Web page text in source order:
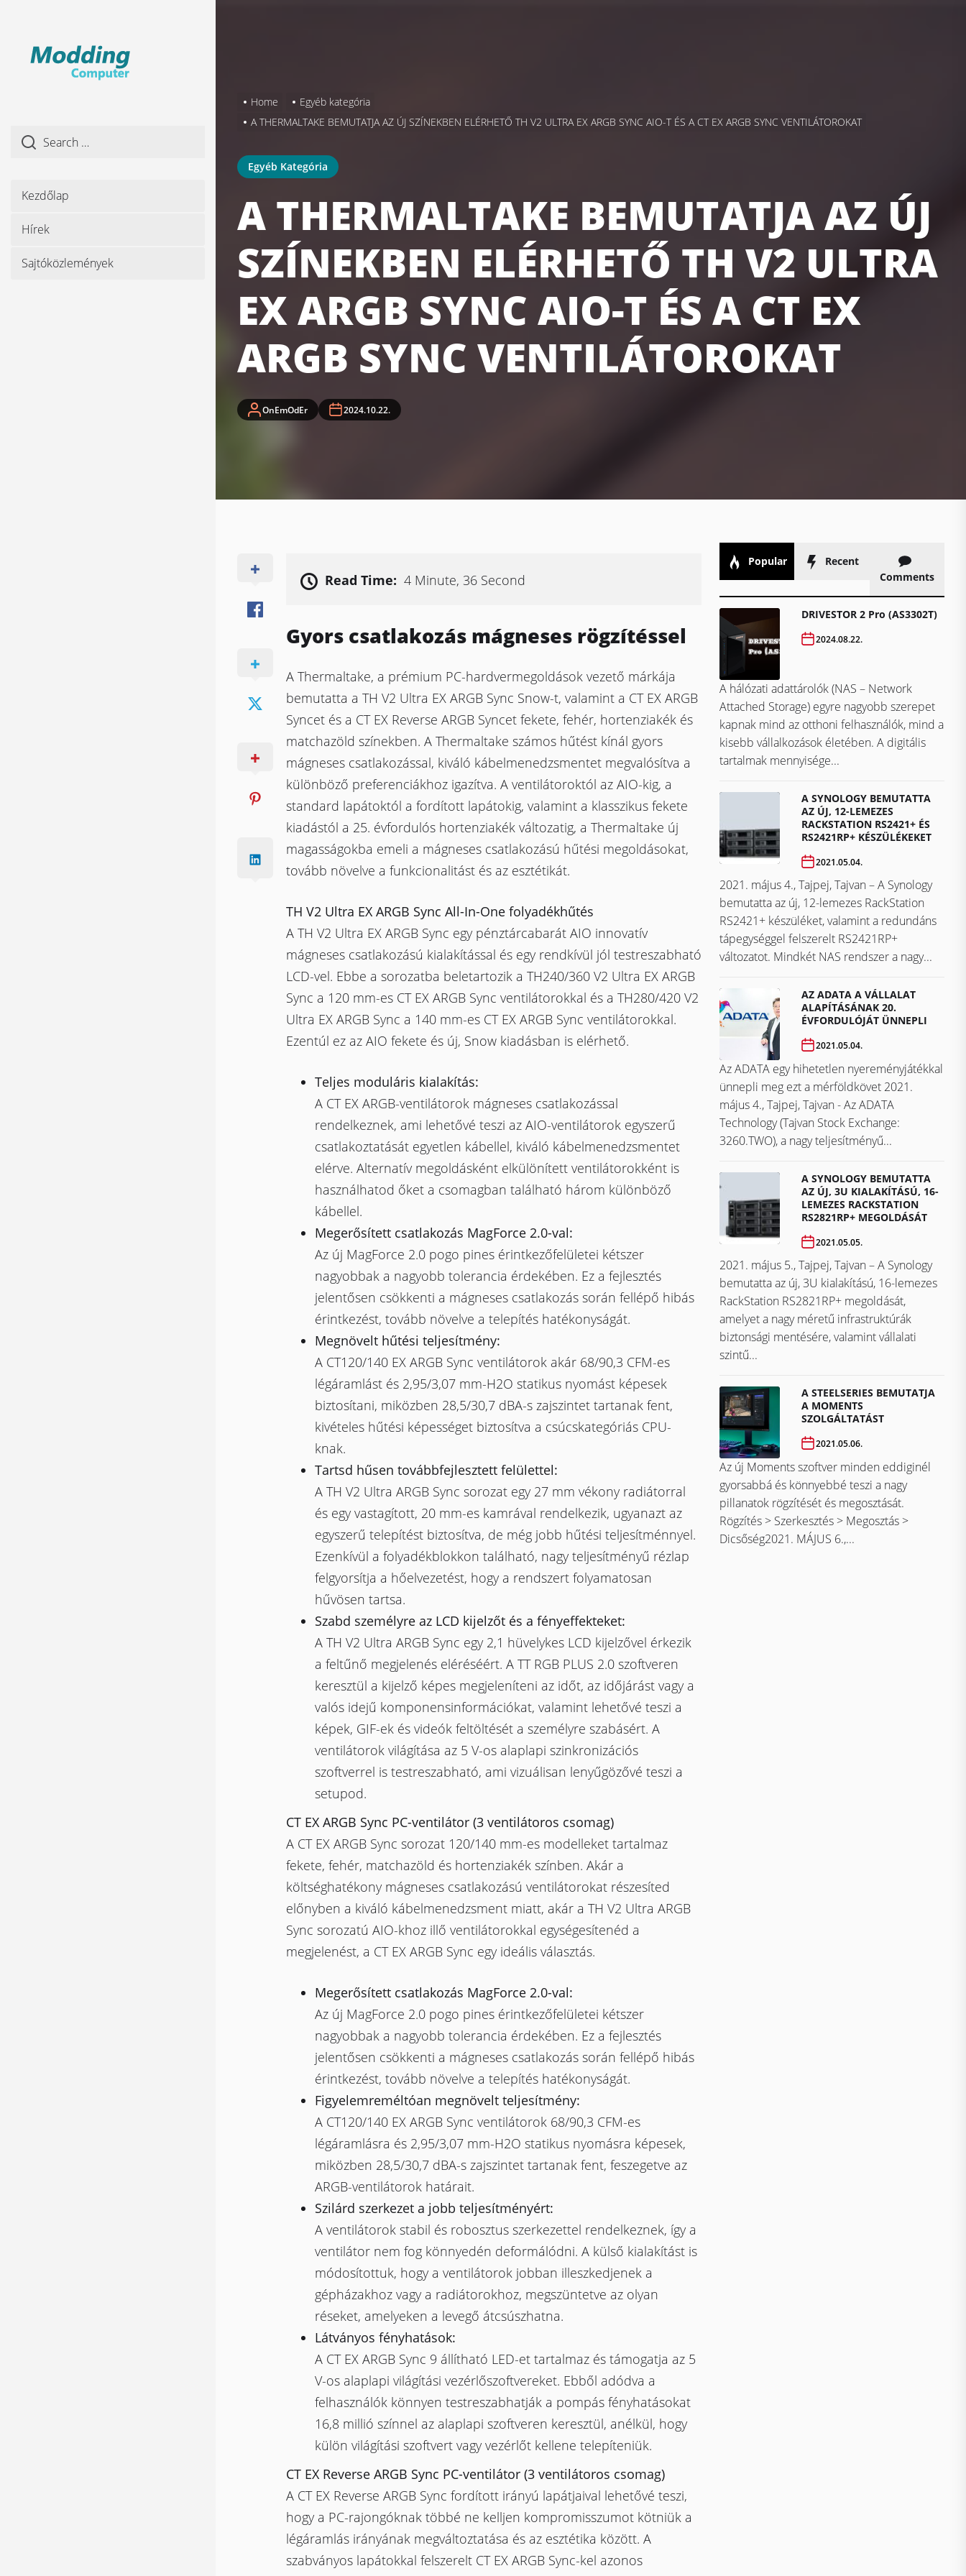
Kezdőlap
Hírek
Sajtóközlemények
Home
Egyéb kategória
A THERMALTAKE BEMUTATJA AZ ÚJ SZÍNEKBEN ELÉRHETŐ TH V2 ULTRA EX ARGB SYNC AIO-T ÉS A CT EX ARGB SYNC VENTILÁTOROKAT
Egyéb Kategória
A THERMALTAKE BEMUTATJA AZ ÚJ
SZÍNEKBEN ELÉRHETŐ TH V2 ULTRA
EX ARGB SYNC AIO-T ÉS A CT EX
ARGB SYNC VENTILÁTOROKAT
OnEmOdEr 2024.10.22.
Read Time: 4 Minute, 36 Second
Gyors csatlakozás mágneses rögzítéssel
A Thermaltake, a prémium PC-hardvermegoldások vezető márkája
bemutatta a TH V2 Ultra EX ARGB Sync Snow-t, valamint a CT EX ARGB
Syncet és a CT EX Reverse ARGB Syncet fekete, fehér, hortenziakék és
matchazöld színekben. A Thermaltake számos hűtést kínál gyors
mágneses csatlakozással, kiváló kábelmenedzsmentet megvalósítva a
különböző preferenciákhoz igazítva. A ventilátoroktól az AIO-kig, a
standard lapátoktól a fordított lapátokig, valamint a klasszikus fekete
kiadástól a 25. évfordulós hortenziakék változatig, a Thermaltake új
magasságokba emeli a mágneses csatlakozású hűtési megoldásokat,
tovább növelve a funkcionalitást és az esztétikát.
TH V2 Ultra EX ARGB Sync All-In-One folyadékhűtés
A TH V2 Ultra EX ARGB Sync egy pénztárcabarát AIO innovatív
mágneses csatlakozású kialakítással és egy rendkívül jól testreszabható
LCD-vel. Ebbe a sorozatba beletartozik a TH240/360 V2 Ultra EX ARGB
Sync a 120 mm-es CT EX ARGB Sync ventilátorokkal és a TH280/420 V2
Ultra EX ARGB Sync a 140 mm-es CT EX ARGB Sync ventilátorokkal.
Ezentúl ez az AIO fekete és új, Snow kiadásban is elérhető.
Teljes moduláris kialakítás:
A CT EX ARGB-ventilátorok mágneses csatlakozással
rendelkeznek, ami lehetővé teszi az AIO-ventilátorok egyszerű
csatlakoztatását egyetlen kábellel, kiváló kábelmenedzsmentet
elérve. Alternatív megoldásként elkülönített ventilátorokként is
használhatod őket a csomagban található három különböző
kábellel.
Megerősített csatlakozás MagForce 2.0-val:
Az új MagForce 2.0 pogo pines érintkezőfelületei kétszer
nagyobbak a nagyobb tolerancia érdekében. Ez a fejlesztés
jelentősen csökkenti a mágneses csatlakozás során fellépő hibás
érintkezést, tovább növelve a telepítés hatékonyságát.
Megnövelt hűtési teljesítmény:
A CT120/140 EX ARGB Sync ventilátorok akár 68/90,3 CFM-es
légáramlást és 2,95/3,07 mm-H2O statikus nyomást képesek
biztosítani, miközben 28,5/30,7 dBA-s zajszintet tartanak fent,
kivételes hűtési képességet biztosítva a csúcskategóriás CPU-
knak.
Tartsd hűsen továbbfejlesztett felülettel:
A TH V2 Ultra ARGB Sync sorozat egy 27 mm vékony radiátorral
és egy vastagított, 20 mm-es kamrával rendelkezik, ugyanazt az
egyszerű telepítést biztosítva, de még jobb hűtési teljesítménnyel.
Ezenkívül a folyadékblokkon található, nagy teljesítményű rézlap
felgyorsítja a hőelvezetést, hogy a rendszert folyamatosan
hűvösen tartsa.
Szabd személyre az LCD kijelzőt és a fényeffekteket:
A TH V2 Ultra ARGB Sync egy 2,1 hüvelykes LCD kijelzővel érkezik
a feltűnő megjelenés eléréséért. A TT RGB PLUS 2.0 szoftveren
keresztül a kijelző képes megjeleníteni az időt, az időjárást vagy a
valós idejű komponensinformációkat, valamint lehetővé teszi a
képek, GIF-ek és videók feltöltését a személyre szabásért. A
ventilátorok világítása az 5 V-os alaplapi szinkronizációs
szoftverrel is testreszabható, ami vizuálisan lenyűgözővé teszi a
setupod.
CT EX ARGB Sync PC-ventilátor (3 ventilátoros csomag)
A CT EX ARGB Sync sorozat 120/140 mm-es modelleket tartalmaz
fekete, fehér, matchazöld és hortenziakék színben. Akár a
költséghatékony mágneses csatlakozású ventilátorokat részesíted
előnyben a kiváló kábelmenedzsment miatt, akár a TH V2 Ultra ARGB
Sync sorozatú AIO-khoz illő ventilátorokkal egységesítenéd a
megjelenést, a CT EX ARGB Sync egy ideális választás.
Megerősített csatlakozás MagForce 2.0-val:
Az új MagForce 2.0 pogo pines érintkezőfelületei kétszer
nagyobbak a nagyobb tolerancia érdekében. Ez a fejlesztés
jelentősen csökkenti a mágneses csatlakozás során fellépő hibás
érintkezést, tovább növelve a telepítés hatékonyságát.
Figyelemreméltóan megnövelt teljesítmény:
A CT120/140 EX ARGB Sync ventilátorok 68/90,3 CFM-es
légáramlásra és 2,95/3,07 mm-H2O statikus nyomásra képesek,
miközben 28,5/30,7 dBA-s zajszintet tartanak fent, feszegetve az
ARGB-ventilátorok határait.
Szilárd szerkezet a jobb teljesítményért:
A ventilátorok stabil és robosztus szerkezettel rendelkeznek, így a
ventilátor nem fog könnyedén deformálódni. A külső kialakítást is
módosítottuk, hogy a ventilátorok jobban illeszkedjenek a
gépházakhoz vagy a radiátorokhoz, megszüntetve az olyan
réseket, amelyeken a levegő átcsúszhatna.
Látványos fényhatások:
A CT EX ARGB Sync 9 állítható LED-et tartalmaz és támogatja az 5
V-os alaplapi világítási vezérlőszoftvereket. Ebből adódva a
felhasználók könnyen testreszabhatják a pompás fényhatásokat
16,8 millió színnel az alaplapi szoftveren keresztül, anélkül, hogy
külön világítási szoftvert vagy vezérlőt kellene telepíteniük.
CT EX Reverse ARGB Sync PC-ventilátor (3 ventilátoros csomag)
A CT EX Reverse ARGB Sync fordított irányú lapátjaival lehetővé teszi,
hogy a PC-rajongóknak többé ne kelljen kompromisszumot kötniük a
légáramlás irányának megváltoztatása és az esztétika között. A
szabványos lapátokkal felszerelt CT EX ARGB Sync-kel azonos
Popular
Recent
Comments
DRIVESTOR 2 Pro (AS3302T)
2024.08.22.
A hálózati adattárolók (NAS – Network
Attached Storage) egyre nagyobb szerepet
kapnak mind az otthoni felhasználók, mind a
kisebb vállalkozások életében. A digitális
tartalmak mennyisége...
A SYNOLOGY BEMUTATTA
AZ ÚJ, 12-LEMEZES
RACKSTATION RS2421+ ÉS
RS2421RP+ KÉSZÜLÉKEKET
2021.05.04.
2021. május 4., Tajpej, Tajvan – A Synology
bemutatta az új, 12-lemezes RackStation
RS2421+ készüléket, valamint a redundáns
tápegységgel felszerelt RS2421RP+
változatot. Mindkét NAS rendszer a nagy...
AZ ADATA A VÁLLALAT
ALAPÍTÁSÁNAK 20.
ÉVFORDULÓJÁT ÜNNEPLI
2021.05.04.
Az ADATA egy hihetetlen nyereményjátékkal
ünnepli meg ezt a mérföldkövet ​​​​​​​2021.
május 4., Tajpej, Tajvan - Az ADATA
Technology (Tajvan Stock Exchange:
3260.TWO), a nagy teljesítményű...
A SYNOLOGY BEMUTATTA
AZ ÚJ, 3U KIALAKÍTÁSÚ, 16-
LEMEZES RACKSTATION
RS2821RP+ MEGOLDÁSÁT
2021.05.05.
2021. május 5., Tajpej, Tajvan – A Synology
bemutatta az új, 3U kialakítású, 16-lemezes
RackStation RS2821RP+ megoldását,
amelyet a nagy méretű infrastruktúrák
biztonsági mentésére, valamint vállalati
szintű...
A STEELSERIES BEMUTATJA
A MOMENTS
SZOLGÁLTATÁST
2021.05.06.
Az új Moments szoftver minden eddiginél
gyorsabbá és könnyebbé teszi a nagy
pillanatok rögzítését és megosztását.
Rögzítés > Szerkesztés > Megosztás >
Dicsőség2021. MÁJUS 6.,...